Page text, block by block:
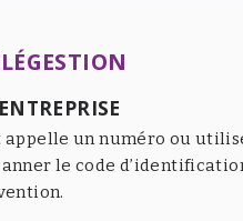
appelle un numéro ou
le code